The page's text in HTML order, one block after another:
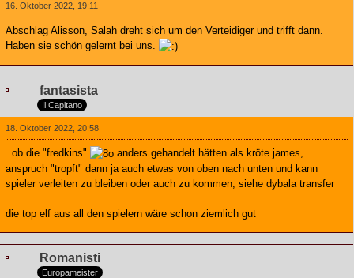
16. Oktober 2022, 19:11
Abschlag Alisson, Salah dreht sich um den Verteidiger und trifft dann.
Haben sie schön gelernt bei uns.
fantasista
Il Capitano
18. Oktober 2022, 20:58
..ob die "fredkins"
anders gehandelt hätten als kröte james,
anspruch "tropft" dann ja auch etwas von oben nach unten und kann
spieler verleiten zu bleiben oder auch zu kommen, siehe dybala transfer
die top elf aus all den spielern wäre schon ziemlich gut
Romanisti
Europameister